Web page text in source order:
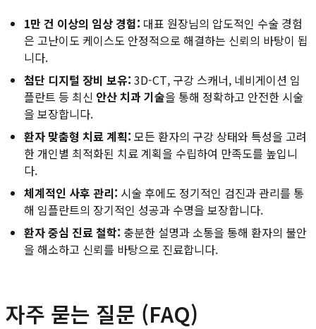
1만 건 이상의 임상 경험: 대표 원장님의 압도적인 수술 경험
은 고난이도 케이스도 안정적으로 해결하는 신뢰의 바탕이 됩
니다.
첨단 디지털 장비 보유: 3D-CT, 구강 스캐너, 네비게이션 임
플란트 등 최신 안산 치과 기술을 통해 정확하고 안전한 시술
을 보장합니다.
환자 맞춤형 치료 계획: 모든 환자의 구강 상태와 특성을 고려
한 개인별 최적화된 치료 계획을 수립하여 만족도를 높입니
다.
체계적인 사후 관리: 시술 후에도 정기적인 검진과 관리를 통
해 임플란트의 장기적인 성공과 수명을 보장합니다.
환자 중심 진료 철학: 충분한 설명과 소통을 통해 환자의 불안
을 해소하고 신뢰를 바탕으로 진료합니다.
자주 묻는 질문 (FAQ)